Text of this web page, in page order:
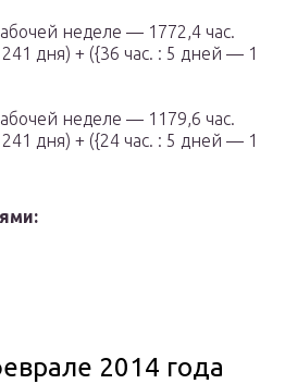
неделе — 1772,4 час.
дня) + ({36 час. : 5 дней — 1
неделе — 1179,6 час.
дня) + ({24 час. : 5 дней — 1
2014 года